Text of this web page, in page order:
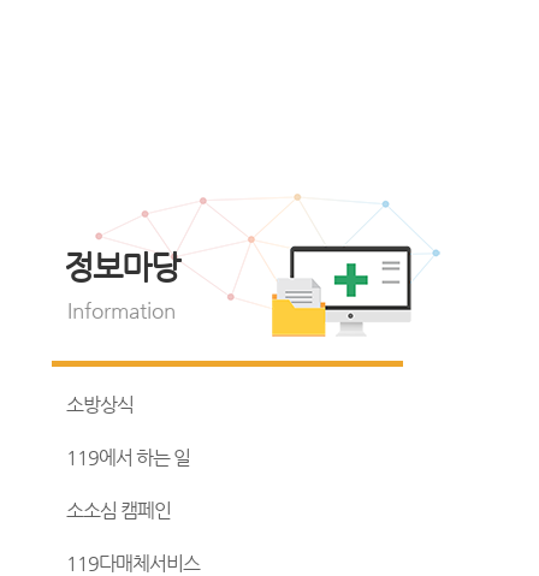
정보마당
Information
소방상식
119에서 하는 일
소소심 캠페인
119다매체서비스